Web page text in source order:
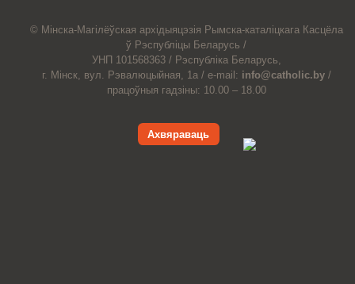
© Мiнска-Магiлёўская архiдыяцэзiя Рымска-каталіцкага Касцёла
ў Рэспубліцы Беларусь /
УНП 101568363 / Рэспубліка Беларусь,
г. Мінск, вул. Рэвалюцыйная, 1а / e-mail: info@catholic.by /
працоўныя гадзіны: 10.00 – 18.00
Ахвяраваць